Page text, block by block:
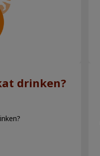
drinken?